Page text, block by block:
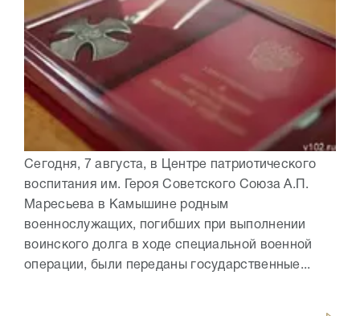
Сегодня, 7 августа, в Центре патриотического
воспитания им. Героя Советского Союза А.П.
Маресьева в Камышине родным
военнослужащих, погибших при выполнении
воинского долга в ходе специальной военной
операции, были переданы государственные...